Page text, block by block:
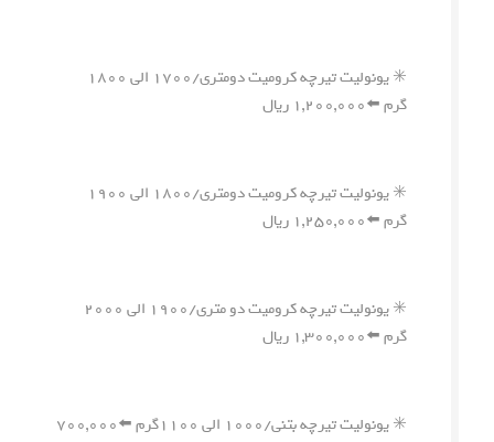
✳️ یونولیت تیرچه کرومیت دومتری/۱۷۰۰ الی ۱۸۰۰
گرم ⬅️۱,۲۰۰,۰۰۰ ریال
✳️ یونولیت تیرچه کرومیت دومتری/۱۸۰۰ الی ۱۹۰۰
گرم ⬅️۱,۲۵۰,۰۰۰ ریال
✳️ یونولیت تیرچه کرومیت دو متری/۱۹۰۰ الی ۲۰۰۰
گرم ⬅️۱,۳۰۰,۰۰۰ ریال
✳️ یونولیت تیرچه بتنی/۱۰۰۰ الی ۱۱۰۰گرم ⬅️۷۰۰,۰۰۰